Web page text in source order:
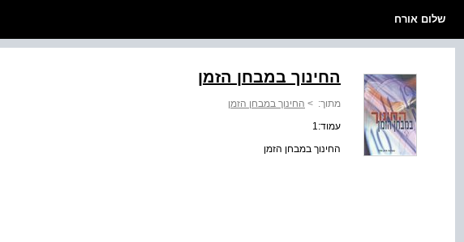
שלום אורח
החינוך במבחן הזמן
מתוך: > החינוך במבחן הזמן
עמוד:1
החינוך במבחן הזמן